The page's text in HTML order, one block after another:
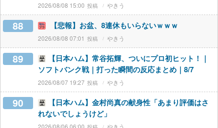
2026/08/08 15:00 やきう
88 【悲報】お盆、8連休もいらないｗｗｗ
2026/08/08 07:01 やきう
89
【日本ハム】常谷拓輝、ついにプロ初ヒット！｜
ソフトバンク戦｜打った瞬間の反応まとめ｜8/7
2026/08/07 19:27 やきう
90
【日本ハム】金村尚真の献身性「あまり評価はさ
れないでしょうけど」
2026/08/06 06:00 やきう